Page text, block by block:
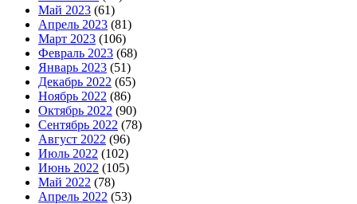
Май 2023 (61)
Апрель 2023 (81)
Март 2023 (106)
Февраль 2023 (68)
Январь 2023 (51)
Декабрь 2022 (65)
Ноябрь 2022 (86)
Октябрь 2022 (90)
Сентябрь 2022 (78)
Август 2022 (96)
Июль 2022 (102)
Июнь 2022 (105)
Май 2022 (78)
Апрель 2022 (53)